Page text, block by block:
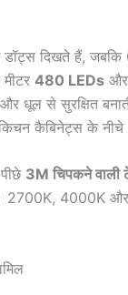
दिखते हैं,
480 LEDs और
और धूल से सुरक्षित
किचन कैबिनेट्स के
3M चिपकने वाली
4000K और